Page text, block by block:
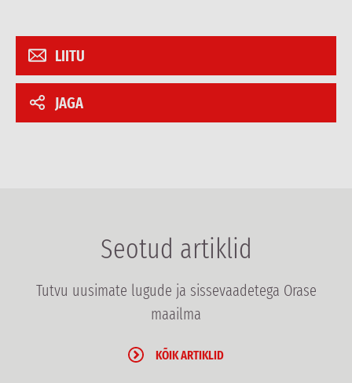
LIITU
JAGA
Seotud artiklid
Tutvu uusimate lugude ja sissevaadetega Orase
maailma
KÕIK ARTIKLID